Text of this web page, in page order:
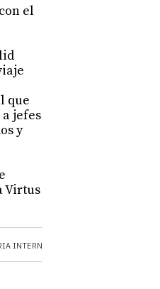
INTERNACIONAL DE ENOTURISMO
el
que
jefes
y
Virtus